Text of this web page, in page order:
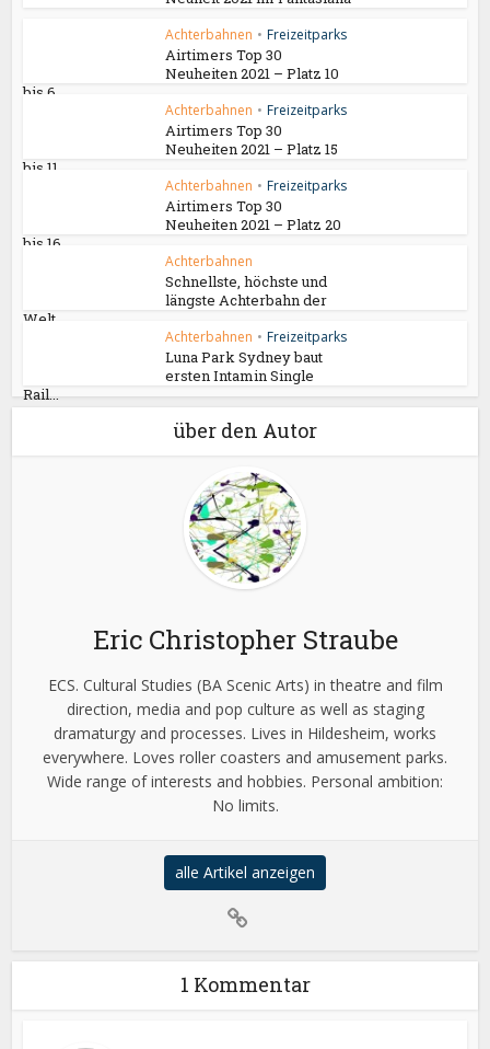
Achterbahnen • Freizeitparks
Airtimers Top 30
Neuheiten 2021 – Platz 10
bis 6
Achterbahnen • Freizeitparks
Airtimers Top 30
Neuheiten 2021 – Platz 15
bis 11
Achterbahnen • Freizeitparks
Airtimers Top 30
Neuheiten 2021 – Platz 20
bis 16
Achterbahnen
Schnellste, höchste und
längste Achterbahn der
Welt...
Achterbahnen • Freizeitparks
Luna Park Sydney baut
ersten Intamin Single
Rail...
über den Autor
Eric Christopher Straube
ECS. Cultural Studies (BA Scenic Arts) in theatre and film
direction, media and pop culture as well as staging
dramaturgy and processes. Lives in Hildesheim, works
everywhere. Loves roller coasters and amusement parks.
Wide range of interests and hobbies. Personal ambition:
No limits.
alle Artikel anzeigen
1 Kommentar